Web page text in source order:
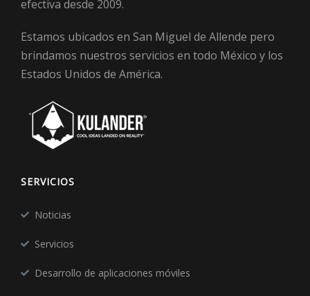
efectiva desde 2009.
Estamos ubicados en San Miguel de Allende pero
brindamos nuestros servicios en todo México y los
Estados Unidos de América.
SERVICIOS
Noticias
Servicios
Desarrollo de aplicaciones móviles